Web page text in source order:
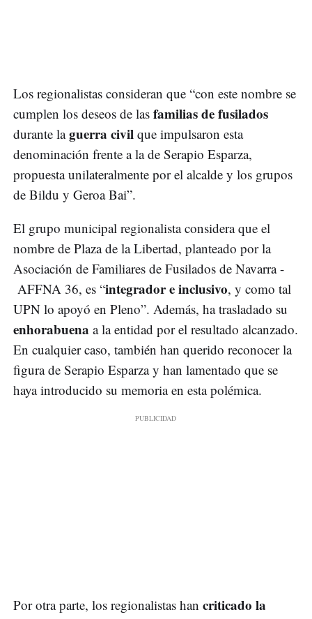
Los regionalistas consideran que “con este nombre se
cumplen los deseos de las familias de fusilados
durante laguerra civil que impulsaron esta
denominación frente a la de Serapio Esparza,
propuesta unilateralmente por el alcalde y los grupos
de Bildu y Geroa Bai”.
El grupo municipal regionalista considera que el
nombre de Plaza de la Libertad, planteado por la
Asociación de Familiares de Fusilados de Navarra -
AFFNA 36, es “integrador e inclusivo, y como tal
UPN lo apoyó en Pleno”. Además, ha trasladado su
enhorabuena a la entidad por el resultado alcanzado.
En cualquier caso, también han querido reconocer la
figura de Serapio Esparza y han lamentado que se
haya introducido su memoria en esta polémica.
Por otra parte, los regionalistas han criticado la